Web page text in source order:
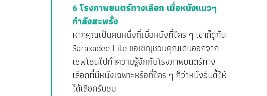
6 โรงภาพยนตร์ทางเลือก เมื่อหนังแนวๆ
กำลังสะพรั่ง
หากคุณเป็นคนหนึ่งที่เบื่อหนังที่ใคร ๆ เขาก็ดูกัน
Sarakadee Lite ขอเชิญชวนคุณเดินออกจาก
เซฟโซนไปทำความรู้จักกับโรงภาพยนตร์ทาง
เลือกที่มีหนังเฉพาะหรือที่ใคร ๆ ก็ว่าหนังอินดี้ให้
ได้เลือกรับชม